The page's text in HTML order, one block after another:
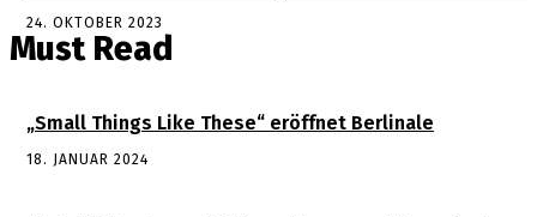
24. OKTOBER 2023
Must Read
„Small Things Like These“ eröffnet Berlinale
18. JANUAR 2024